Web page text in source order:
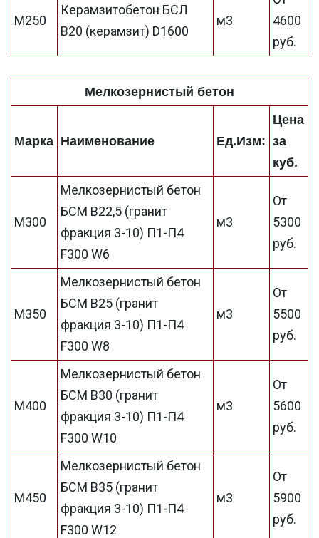
М250
Керамзитобетон БСЛ
В20 (керамзит) D1600
м3
4600
руб.
Мелкозернистый бетон
Марка Наименование Ед.Изм:
Цена
за
куб.
М300
Мелкозернистый бетон
БСМ В22,5 (гранит
фракция 3-10) П1-П4
F300 W6
м3
От
5300
руб.
М350
Мелкозернистый бетон
БСМ В25 (гранит
фракция 3-10) П1-П4
F300 W8
м3
От
5500
руб.
М400
Мелкозернистый бетон
БСМ В30 (гранит
фракция 3-10) П1-П4
F300 W10
м3
От
5600
руб.
М450
Мелкозернистый бетон
БСМ В35 (гранит
фракция 3-10) П1-П4
F300 W12
м3
От
5900
руб.